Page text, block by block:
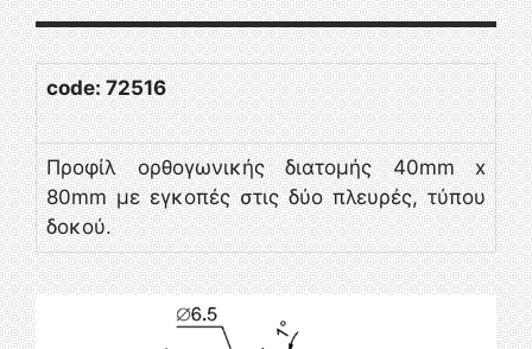
code: 72516
Προφίλ ορθογωνικής διατομής 40mm x
80mm με εγκοπές στις δύο πλευρές, τύπου
δοκού.